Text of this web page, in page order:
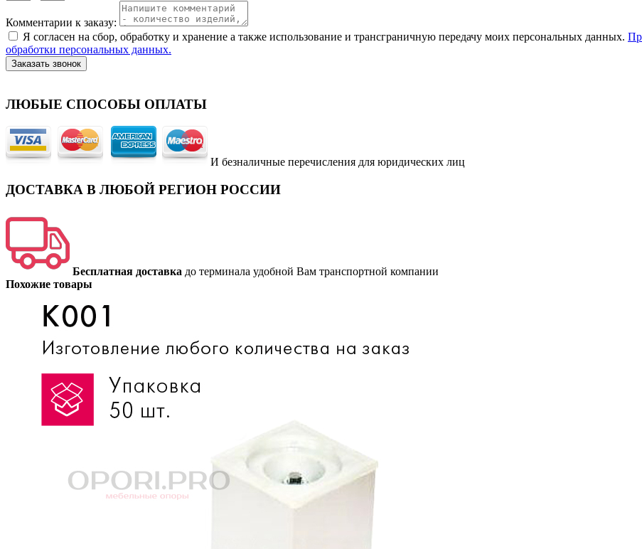
Комментарии к заказу:
Я согласен на сбор, обработку и хранение а также использование и трансграничную передачу моих персональных данных.
обработки персональных данных.
Заказать звонок
ЛЮБЫЕ СПОСОБЫ ОПЛАТЫ
И безналичные перечисления для юридических лиц
ДОСТАВКА В ЛЮБОЙ РЕГИОН РОССИИ
Бесплатная доставка до терминала удобной Вам транспортной компании
Похожие товары